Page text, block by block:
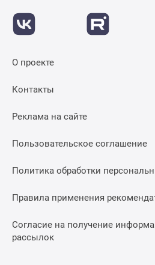
О проекте
Контакты
Реклама на сайте
Пользовательское соглашение
Политика обработки
Правила применения
Согласие на получение
рассылок